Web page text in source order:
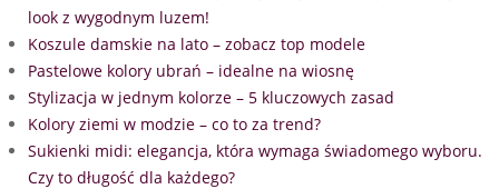
look z wygodnym luzem!
Koszule damskie na lato – zobacz top modele
Pastelowe kolory ubrań – idealne na wiosnę
Stylizacja w jednym kolorze – 5 kluczowych zasad
Kolory ziemi w modzie – co to za trend?
Sukienki midi: elegancja, która wymaga świadomego wyboru.
Czy to długość dla każdego?